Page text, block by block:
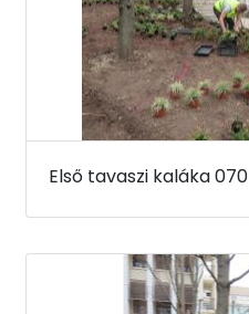
Első tavaszi kaláka 070